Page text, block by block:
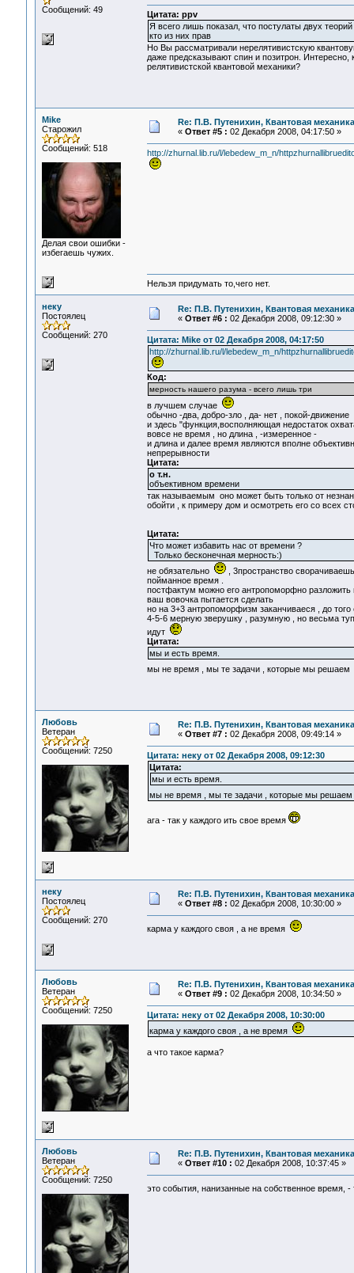
Сообщений: 49
Цитата: ppv
Я всего лишь показал, что постулаты двух
кто из них прав
Но Вы рассматривали нерелятивистскую
даже предсказывают спин и позитрон. Интересно,
релятивистской квантовой механики?
Mike
Старожил
Сообщений: 518
Делая свои ошибки -
избегаешь чужих.
Re: П.В. Путенихин, Квантовая
« Ответ #5 : 02 Декабря 2008, 04:17:50 »
http://zhurnal.lib.ru/l/lebedew_m_n/
Нельзя придумать то,чего нет.
неку
Постоялец
Сообщений: 270
Re: П.В. Путенихин, Квантовая
« Ответ #6 : 02 Декабря 2008, 09:12:30 »
Цитата: Mike от 02 Декабря 2008, 04:17:50
http://zhurnal.lib.ru/l/lebedew_m_n/
Код:
мерность нашего разума - всего лишь три
в лучшем случае
обычно -два, добро-зло , да- нет , покой-движение
и здесь "функция,восполняющая недостаток
вовсе не время , но длина , -измеренное -
и длина и далее время являются вполне
непрерывности
Цитата:
о т.н.
объективном времени
так называемым оно может быть только от
обойти , к примеру дом и осмотреть его со всех
Цитата:
Что может избавить нас от времени ?
Только бесконечная мерность:)
не обязательно
, 3пространство
пойманное время .
постфактум можно его антропоморфно разложить
ваш вовочка пытается сделать
но на 3+3 антропоморфизм заканчиваеся , до
4-5-6 мерную зверушку , разумную , но весьма
идут
Цитата:
мы и есть время.
мы не время , мы те задачи , которые мы решаем
Любовь
Ветеран
Сообщений: 7250
Re: П.В. Путенихин, Квантовая
« Ответ #7 : 02 Декабря 2008, 09:49:14 »
Цитата: неку от 02 Декабря 2008, 09:12:30
Цитата:
мы и есть время.
мы не время , мы те задачи , которые мы
ага - так у каждого ить свое время
неку
Постоялец
Сообщений: 270
Re: П.В. Путенихин, Квантовая
« Ответ #8 : 02 Декабря 2008, 10:30:00 »
карма у каждого своя , а не время
Любовь
Ветеран
Сообщений: 7250
Re: П.В. Путенихин, Квантовая
« Ответ #9 : 02 Декабря 2008, 10:34:50 »
Цитата: неку от 02 Декабря 2008, 10:30:00
карма у каждого своя , а не время
а что такое карма?
Любовь
Ветеран
Сообщений: 7250
Re: П.В. Путенихин, Квантовая
« Ответ #10 : 02 Декабря 2008, 10:37:45 »
это события, нанизанные на собственное